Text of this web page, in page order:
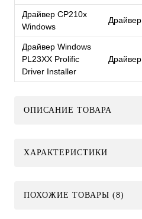
Драйвер CP210x
Windows
Драйвер
Драйвер Windows
PL23XX Prolific
Driver Installer
Драйвер
ОПИСАНИЕ ТОВАРА
ХАРАКТЕРИСТИКИ
ПОХОЖИЕ ТОВАРЫ (8)